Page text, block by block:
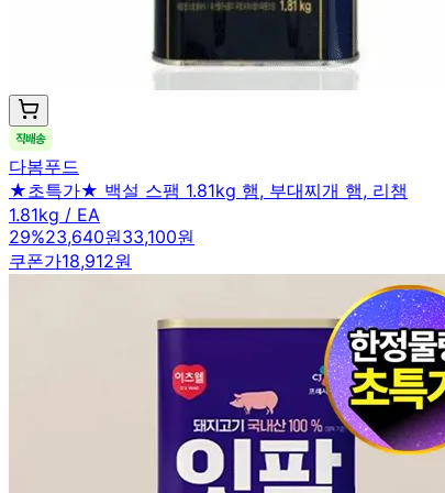
다봄푸드
★초특가★ 백설 스팸 1.81kg 햄, 부대찌개 햄, 리챔
1.81kg / EA
29%23,640원33,100원
쿠폰가18,912원